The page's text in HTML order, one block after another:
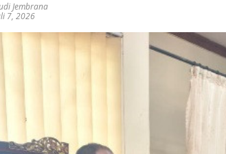
Jembrana
7, 2026